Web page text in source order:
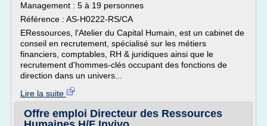
Management : 5 à 19 personnes
Référence : AS-H0222-RS/CA
ERessources, l'Atelier du Capital Humain, est un cabinet de
conseil en recrutement, spécialisé sur les métiers
financiers, comptables, RH & juridiques ainsi que le
recrutement d'hommes-clés occupant des fonctions de
direction dans un univers...
Lire la suite
Offre emploi Directeur des Ressources